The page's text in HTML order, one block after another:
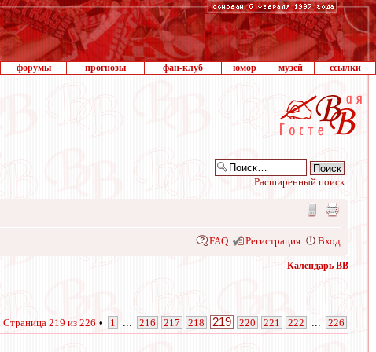
форумы прогнозы фан-клуб юмор музей ссылки
Расширенный поиск
FAQ Регистрация Вход
Календарь ВВ
Страница 219 из 226 • 1 216 217 218 219 220 221 222 226